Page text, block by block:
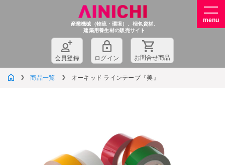
産業機械（物流・環境）、梱包資材、
建築用養生材の販売サイト
会員登録 ログイン お問合せ商品
商品一覧 オーキッド ラインテープ『美』